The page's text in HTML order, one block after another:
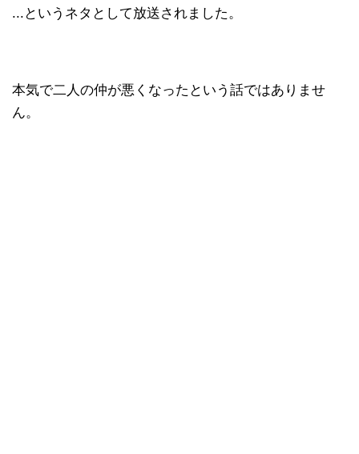
...というネタとして放送されました。
本気で二人の仲が悪くなったという話ではありませ
ん。